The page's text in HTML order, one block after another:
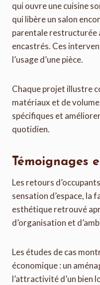
qui ouvre une cuisine
qui libère un salon
parentale restructurée
encastrés. Ces
l’usage d’une pièce.
Chaque projet illustre
matériaux et de
spécifiques et
quotidien.
Témoignages
Les retours
sensation d’espace, la
esthétique retrouvé
d’organisation et
Les études de cas
économique : un
l’attractivité d’un bien